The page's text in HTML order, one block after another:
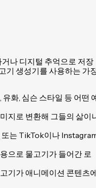
나 디지털 추억으로 저장
기 생성기를 사용하는 가
화, 심슨 스타일 등 어떤
지로 변환해 그들의 삶이
또는 TikTok이나
으로 물고기가 들어간 로
기가 애니메이션 콘텐츠